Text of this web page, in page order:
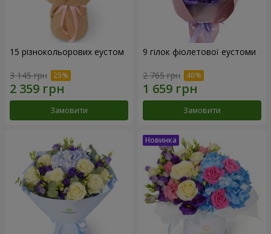
15 різнокольорових еустом
3 145 грн
Замовити
9 гілок фіолетової еустоми
2 765 грн
Замовити